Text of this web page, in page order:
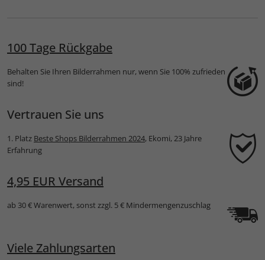
100 Tage Rückgabe
Behalten Sie Ihren Bilderrahmen nur, wenn Sie 100% zufrieden
sind!
Vertrauen Sie uns
1. Platz Beste Shops Bilderrahmen 2024, Ekomi, 23 Jahre
Erfahrung
4,95 EUR Versand
ab 30 € Warenwert, sonst zzgl. 5 € Mindermengenzuschlag
Viele Zahlungsarten